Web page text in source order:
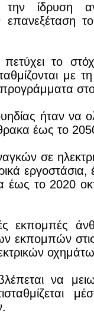
ίδρυση
επανεξέταση
το
με
ήταν να
έως το
σε
εργοστάσια,
έως το 2020
εκπομπές
εκπομπών
να